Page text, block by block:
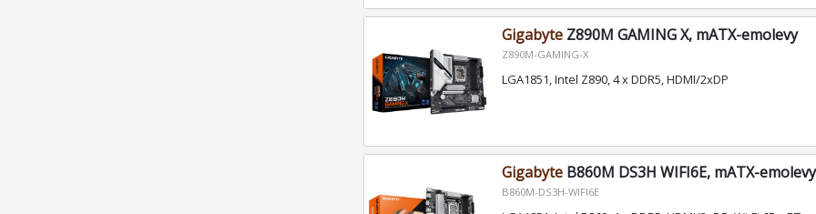
GigabyteZ890M GAMING X, mATX-emolevy
Z890M-GAMING-X
LGA1851, Intel Z890, 4 x DDR5, HDMI/2xDP
GigabyteB860M DS3H WIFI6E, mATX-emolevy
B860M-DS3H-WIFI6E